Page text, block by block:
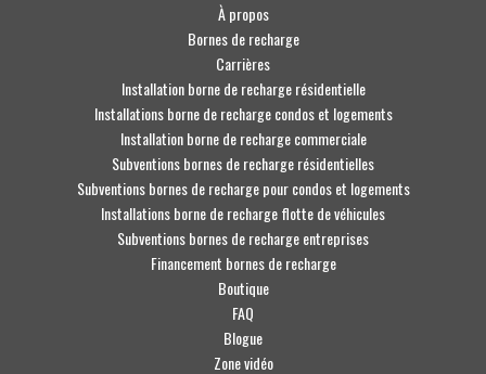
À propos
Bornes de recharge
Carrières
Installation borne de recharge résidentielle
Installations borne de recharge condos et logements
Installation borne de recharge commerciale
Subventions bornes de recharge résidentielles
Subventions bornes de recharge pour condos et logements
Installations borne de recharge flotte de véhicules
Subventions bornes de recharge entreprises
Financement bornes de recharge
Boutique
FAQ
Blogue
Zone vidéo